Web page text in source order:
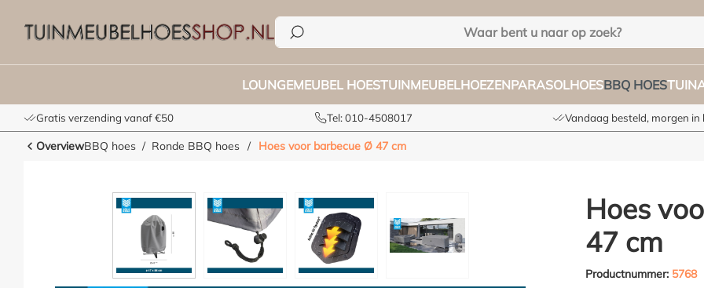
LOUNGEMEUBEL HOESTUINMEUBELHOEZENPARASOLHOESBBQ HOES
Gratis verzending vanaf €50 Tel: 010-4508017 Vandaag besteld, morgen in
OverviewBBQ hoes Ronde BBQ hoes / Hoes voor barbecue Ø 47 cm
Afbeeldingengalerij overslaan
Hoes
47 cm
Productnummer: 5768